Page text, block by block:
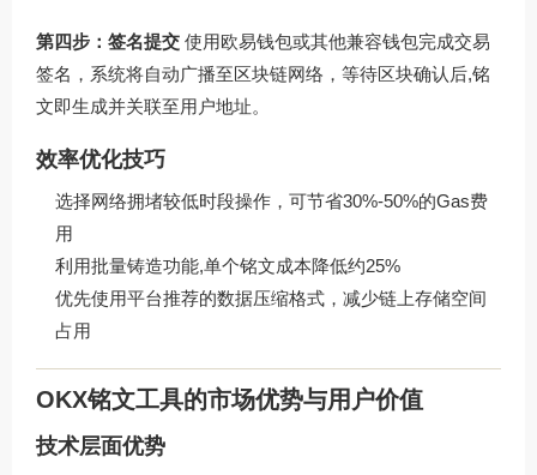
第四步：签名提交 使用欧易钱包或其他兼容钱包完成交易
签名，系统将自动广播至区块链网络，等待区块确认后,铭
文即生成并关联至用户地址。
效率优化技巧
选择网络拥堵较低时段操作，可节省30%-50%的Gas费
用
利用批量铸造功能,单个铭文成本降低约25%
优先使用平台推荐的数据压缩格式，减少链上存储空间
占用
OKX铭文工具的市场优势与用户价值
技术层面优势